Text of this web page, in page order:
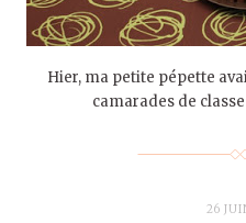
Hier, ma petite pépette
camarades de
26